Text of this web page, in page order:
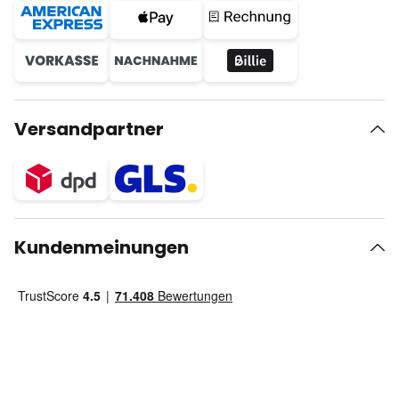
Versandpartner
Kundenmeinungen